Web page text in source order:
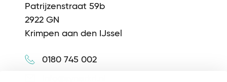
Patrijzenstraat 59b
2922 GN
Krimpen aan den IJssel
0180 745 002